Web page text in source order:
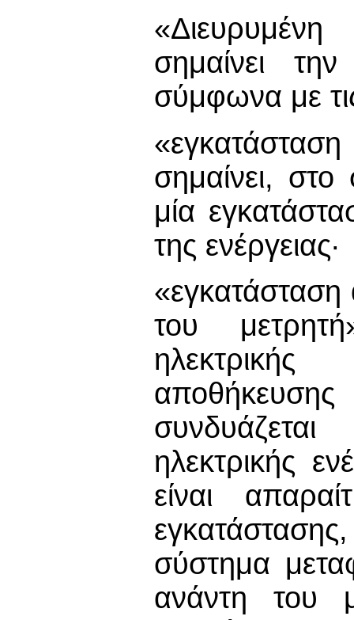
σημαίνει
σύμφωνα με
σημαίνει, στο
μία
της ενέργειας·
«εγκατάσταση
του
ηλεκτρικής
είναι
σύστημα
ανάντη του